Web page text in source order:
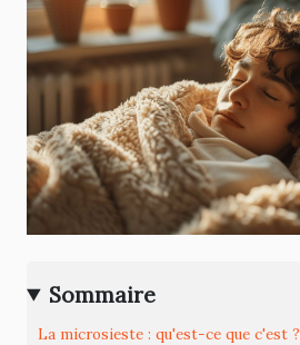
Sommaire
La microsieste : qu'est-ce que c'est ?